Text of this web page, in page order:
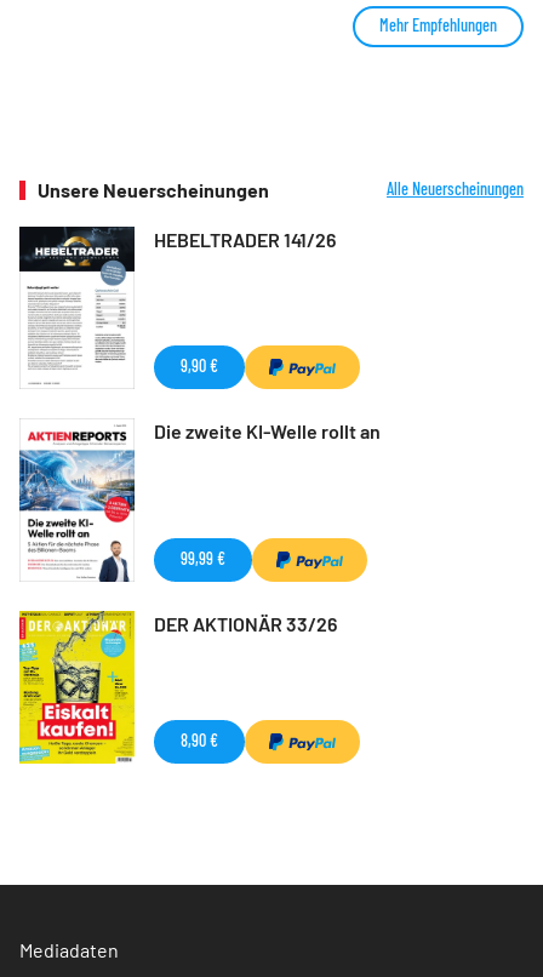
Mehr Empfehlungen
Unsere Neuerscheinungen Alle Neuerscheinungen
HEBELTRADER 141/26
9,90 €
Die zweite KI-Welle rollt an
99,99 €
DER AKTIONÄR 33/26
8,90 €
Mediadaten